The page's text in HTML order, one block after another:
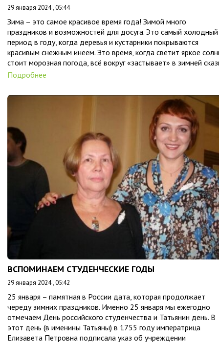
29 января 2024 , 05:44
Зима – это самое красивое время года! Зимой много
праздников и возможностей для досуга. Это самый холодный
период в году, когда деревья и кустарники покрываются
красивым снежным инеем. Это время, когда светит яркое
стоит морозная погода, всё вокруг «застывает» в зимней
Подробнее
ВСПОМИНАЕМ СТУДЕНЧЕСКИЕ ГОДЫ
29 января 2024 , 05:42
25 января – памятная в России дата, которая продолжает
череду зимних праздников. Именно 25 января мы ежегодно
отмечаем День российского студенчества и Татьянин день. В
этот день (в именины Татьяны) в 1755 году императрица
Елизавета Петровна подписала указ об учреждении